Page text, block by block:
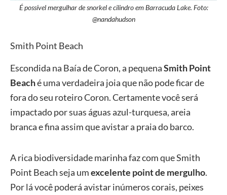
É possível mergulhar de snorkel e cilindro em Barracuda Lake. Foto:
@nandahudson
Smith Point Beach
Escondida na Baía de Coron, a pequenaSmith Point
Beaché uma verdadeira joia que não pode ficar de
fora do seu roteiro Coron. Certamente você será
impactado por suas águas azul-turquesa, areia
branca e fina assim que avistar a praia do barco.
A rica biodiversidade marinha faz com que Smith
Point Beach seja umexcelente point de mergulho.
Por lá você poderá avistar inúmeros corais, peixes